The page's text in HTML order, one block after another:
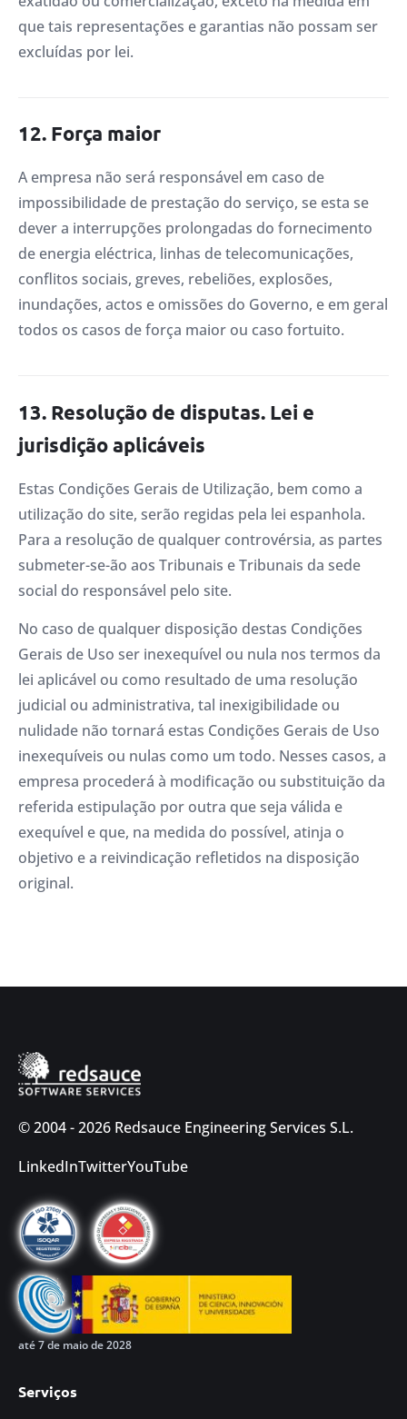
que tais representações e garantias não possam ser
excluídas por lei.
12. Força maior
A empresa não será responsável em caso de
impossibilidade de prestação do serviço, se esta se
dever a interrupções prolongadas do fornecimento
de energia eléctrica, linhas de telecomunicações,
conflitos sociais, greves, rebeliões, explosões,
inundações, actos e omissões do Governo, e em geral
todos os casos de força maior ou caso fortuito.
13. Resolução de disputas. Lei e
jurisdição aplicáveis
Estas Condições Gerais de Utilização, bem como a
utilização do site, serão regidas pela lei espanhola.
Para a resolução de qualquer controvérsia, as partes
submeter-se-ão aos Tribunais e Tribunais da sede
social do responsável pelo site.
No caso de qualquer disposição destas Condições
Gerais de Uso ser inexequível ou nula nos termos da
lei aplicável ou como resultado de uma resolução
judicial ou administrativa, tal inexigibilidade ou
nulidade não tornará estas Condições Gerais de Uso
inexequíveis ou nulas como um todo. Nesses casos, a
empresa procederá à modificação ou substituição da
referida estipulação por outra que seja válida e
exequível e que, na medida do possível, atinja o
objetivo e a reivindicação refletidos na disposição
original.
© 2004 - 2026 Redsauce Engineering Services S.L.
LinkedInTwitterYouTube
até 7 de maio de 2028
Serviços